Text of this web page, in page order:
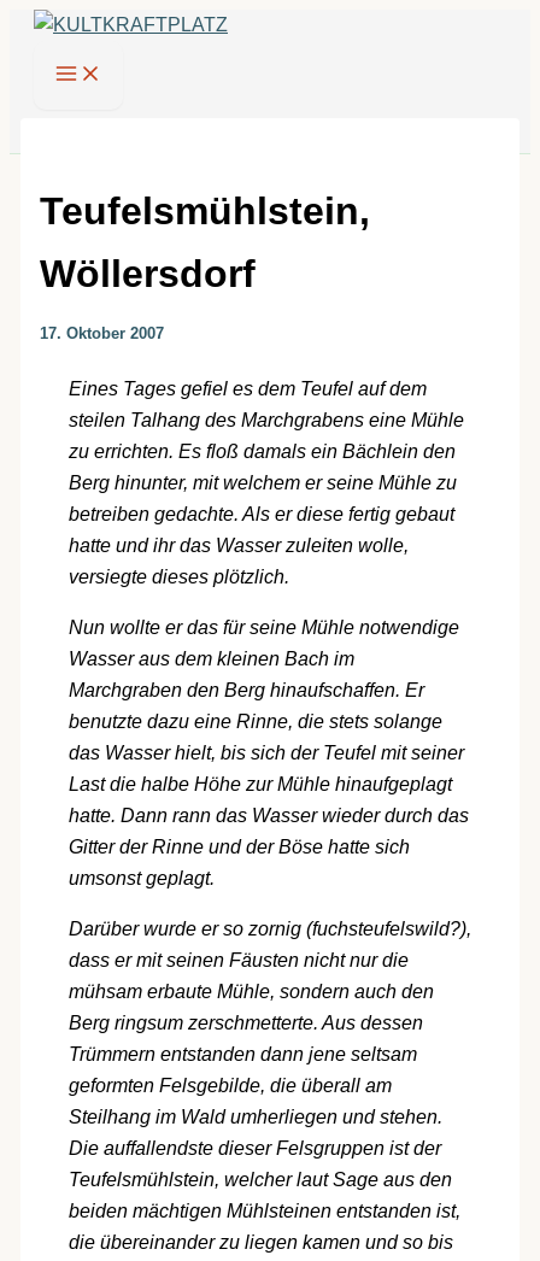
Zum
springen
Teufelsmühlstein,
Wöllersdorf
17. Oktober 2007
Eines Tages gefiel es dem Teufel auf dem
steilen Talhang des Marchgrabens eine Mühle
zu errichten. Es floß damals ein Bächlein den
Berg hinunter, mit welchem er seine Mühle zu
betreiben gedachte. Als er diese fertig gebaut
hatte und ihr das Wasser zuleiten wolle,
versiegte dieses plötzlich.
Nun wollte er das für seine Mühle notwendige
Wasser aus dem kleinen Bach im
Marchgraben den Berg hinaufschaffen. Er
benutzte dazu eine Rinne, die stets solange
das Wasser hielt, bis sich der Teufel mit seiner
Last die halbe Höhe zur Mühle hinaufgeplagt
hatte. Dann rann das Wasser wieder durch das
Gitter der Rinne und der Böse hatte sich
umsonst geplagt.
Darüber wurde er so zornig (fuchsteufelswild?),
dass er mit seinen Fäusten nicht nur die
mühsam erbaute Mühle, sondern auch den
Berg ringsum zerschmetterte. Aus dessen
Trümmern entstanden dann jene seltsam
geformten Felsgebilde, die überall am
Steilhang im Wald umherliegen und stehen.
Die auffallendste dieser Felsgruppen ist der
Teufelsmühlstein, welcher laut Sage aus den
beiden mächtigen Mühlsteinen entstanden ist,
die übereinander zu liegen kamen und so bis